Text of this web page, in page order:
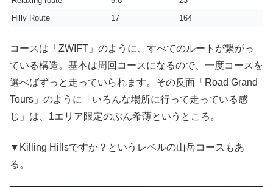
Hilly Route
17 164
コースは「ZWIFT」のように、すべてのルートが繋がっ
ている構造。基本は周回コースになるので、一度コースを
選べばずっと走っていられます。その反面「Road Grand
Tours」のように「いろんな場所に行って走っている感
じ」は、1エリア限定のぶん希薄というところ。
▼Killing Hillsですか？というレベルの山岳コースもあ
る。